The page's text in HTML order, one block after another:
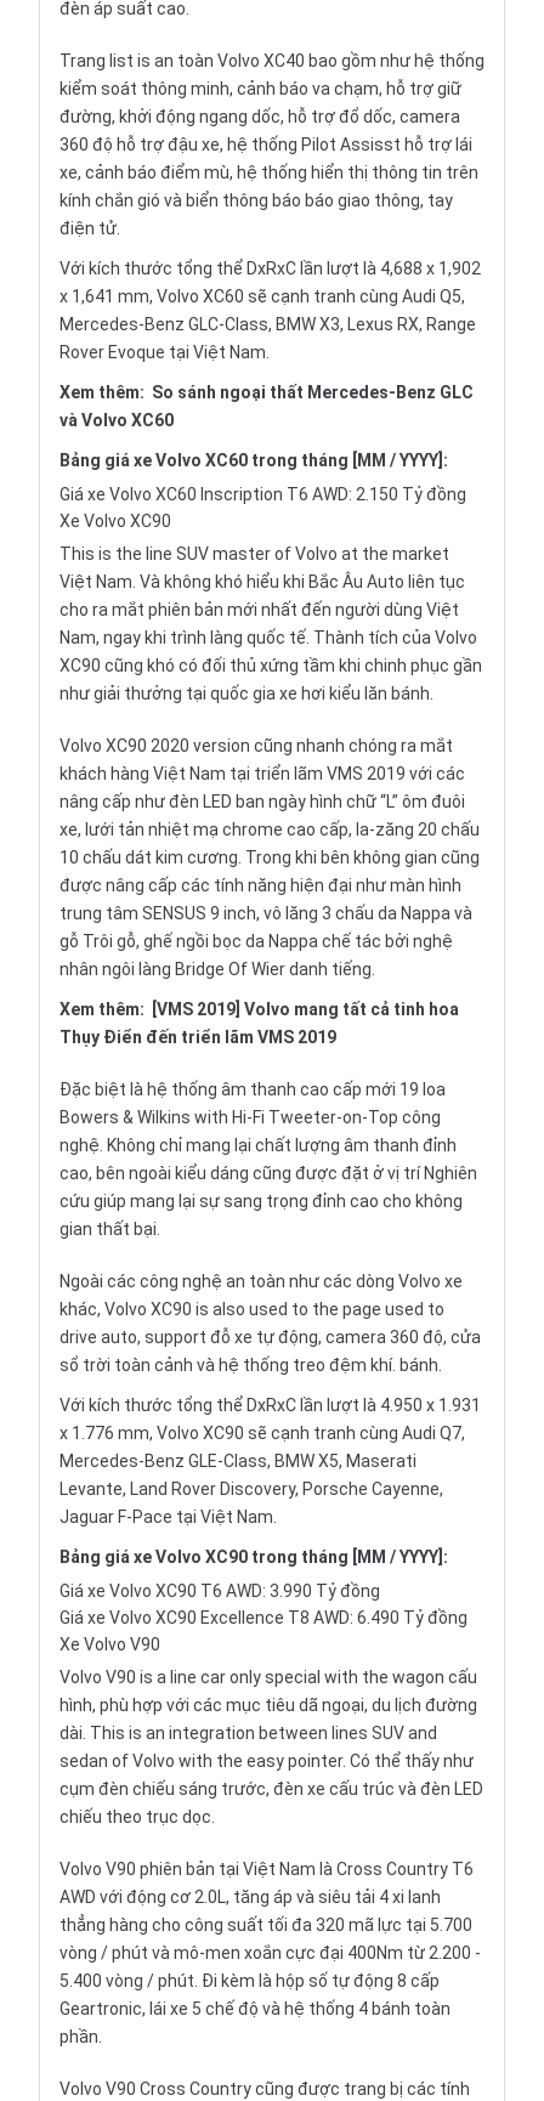
đèn áp suất cao.
Trang list is an toàn Volvo XC40 bao gồm như hệ thống
kiểm soát thông minh, cảnh báo va chạm, hỗ trợ giữ
đường, khởi động ngang dốc, hỗ trợ đổ dốc, camera
360 độ hỗ trợ đậu xe, hệ thống Pilot Assisst hỗ trợ lái
xe, cảnh báo điểm mù, hệ thống hiển thị thông tin trên
kính chắn gió và biển thông báo báo giao thông, tay
điện tử.
Với kích thước tổng thể DxRxC lần lượt là 4,688 x 1,902
x 1,641 mm, Volvo XC60 sẽ cạnh tranh cùng Audi Q5,
Mercedes-Benz GLC-Class, BMW X3, Lexus RX, Range
Rover Evoque tại Việt Nam.
Xem thêm: So sánh ngoại thất Mercedes-Benz GLC
và Volvo XC60
Bảng giá xe Volvo XC60 trong tháng [MM / YYYY]:
Giá xe Volvo XC60 Inscription T6 AWD: 2.150 Tỷ đồng
Xe Volvo XC90
This is the line SUV master of Volvo at the market
Việt Nam. Và không khó hiểu khi Bắc Âu Auto liên tục
cho ra mắt phiên bản mới nhất đến người dùng Việt
Nam, ngay khi trình làng quốc tế. Thành tích của Volvo
XC90 cũng khó có đối thủ xứng tầm khi chinh phục gần
như giải thưởng tại quốc gia xe hơi kiểu lăn bánh.
Volvo XC90 2020 version cũng nhanh chóng ra mắt
khách hàng Việt Nam tại triển lãm VMS 2019 với các
nâng cấp như đèn LED ban ngày hình chữ “L” ôm đuôi
xe, lưới tản nhiệt mạ chrome cao cấp, la-zăng 20 chấu
10 chấu dát kim cương. Trong khi bên không gian cũng
được nâng cấp các tính năng hiện đại như màn hình
trung tâm SENSUS 9 inch, vô lăng 3 chấu da Nappa và
gỗ Trôi gỗ, ghế ngồi bọc da Nappa chế tác bởi nghệ
nhân ngôi làng Bridge Of Wier danh tiếng.
Xem thêm:
[VMS 2019] Volvo mang tất cả tinh hoa
Thụy Điển đến triển lãm VMS 2019
Đặc biệt là hệ thống âm thanh cao cấp mới 19 loa
Bowers & Wilkins with Hi-Fi Tweeter-on-Top công
nghệ. Không chỉ mang lại chất lượng âm thanh đỉnh
cao, bên ngoài kiểu dáng cũng được đặt ở vị trí Nghiên
cứu giúp mang lại sự sang trọng đỉnh cao cho không
gian thất bại.
Ngoài các công nghệ an toàn như các dòng Volvo xe
khác, Volvo XC90 is also used to the page used to
drive auto, support đỗ xe tự động, camera 360 độ, cửa
sổ trời toàn cảnh và hệ thống treo đệm khí. bánh.
Với kích thước tổng thể DxRxC lần lượt là 4.950 x 1.931
x 1.776 mm, Volvo XC90 sẽ cạnh tranh cùng Audi Q7,
Mercedes-Benz GLE-Class, BMW X5, Maserati
Levante, Land Rover Discovery, Porsche Cayenne,
Jaguar F-Pace tại Việt Nam.
Bảng giá xe Volvo XC90 trong tháng [MM / YYYY]:
Giá xe Volvo XC90 T6 AWD: 3.990 Tỷ đồng
Giá xe Volvo XC90 Excellence T8 AWD: 6.490 Tỷ đồng
Xe Volvo V90
Volvo V90 is a line car only special with the wagon cấu
hình, phù hợp với các mục tiêu dã ngoại, du lịch đường
dài. This is an integration between lines SUV and
sedan of Volvo with the easy pointer. Có thể thấy như
cụm đèn chiếu sáng trước, đèn xe cấu trúc và đèn LED
chiếu theo trục dọc.
Volvo V90 phiên bản tại Việt Nam là Cross Country T6
AWD với động cơ 2.0L, tăng áp và siêu tải 4 xi lanh
thẳng hàng cho công suất tối đa 320 mã lực tại 5.700
vòng / phút và mô-men xoắn cực đại 400Nm từ 2.200 -
5.400 vòng / phút. Đi kèm là hộp số tự động 8 cấp
Geartronic, lái xe 5 chế độ và hệ thống 4 bánh toàn
phần.
Volvo V90 Cross Country cũng được trang bị các tính